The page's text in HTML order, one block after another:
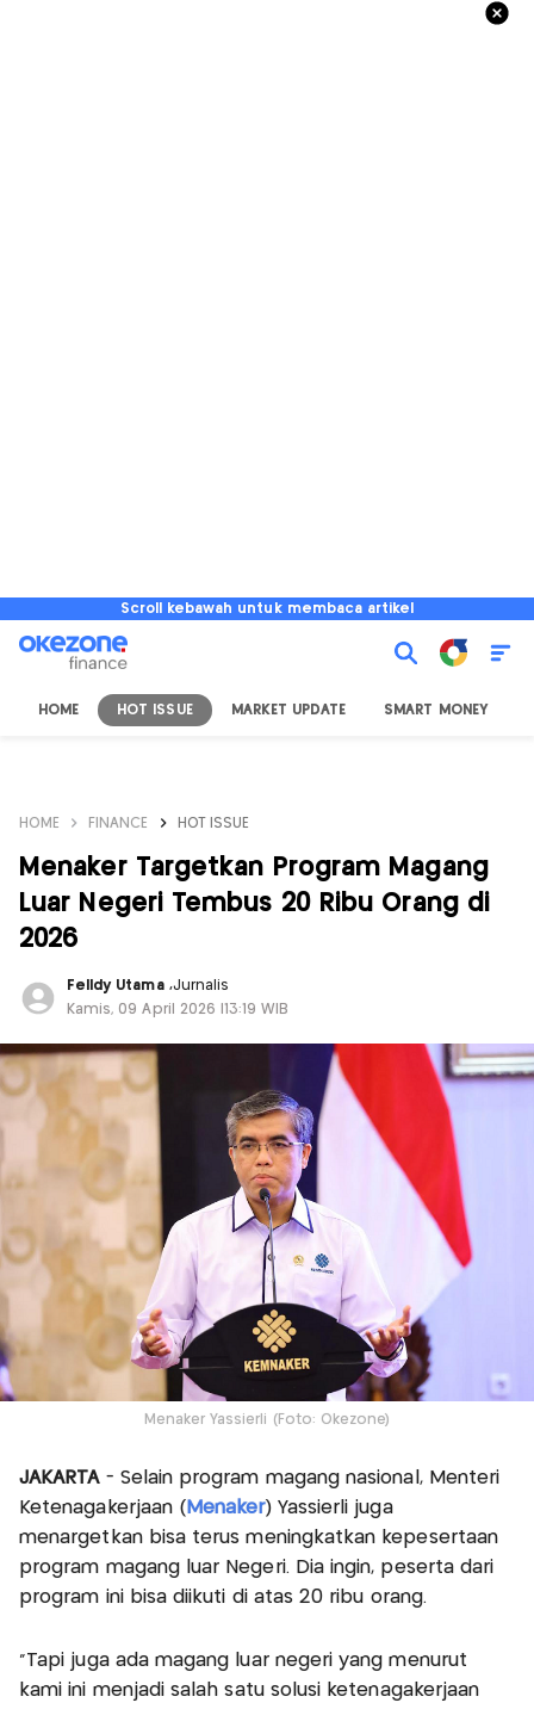
Scroll kebawah untuk membaca artikel
HOME HOT ISSUE MARKET UPDATE SMART MONEY
HOME FINANCE HOT ISSUE
Menaker Targetkan Program Magang
Luar Negeri Tembus 20 Ribu Orang di
2026
Felldy Utama ,Jurnalis
Kamis, 09 April 2026 |13:19 WIB
Menaker Yassierli (Foto: Okezone)
JAKARTA- Selain program magang nasional, Menteri
Ketenagakerjaan ( Menaker) Yassierli juga
menargetkan bisa terus meningkatkan kepesertaan
program magang luar Negeri. Dia ingin, peserta dari
program ini bisa diikuti di atas 20 ribu orang.
"Tapi juga ada magang luar negeri yang menurut
kami ini menjadi salah satu solusi ketenagakerjaan